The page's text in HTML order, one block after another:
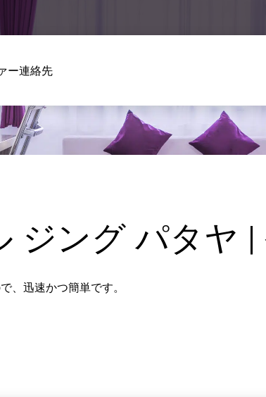
ー連絡先
ジング パタヤ
、迅速かつ簡単です。